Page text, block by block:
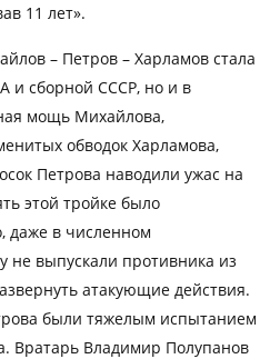
11 лет».
– Петров – Харламов стала
и сборной СССР, но и в
мощь Михайлова,
обводок Харламова,
Петрова наводили ужас на
этой тройке было
даже в численном
не выпускали противника из
атакующие действия.
были тяжелым испытанием
Вратарь Владимир Полупанов